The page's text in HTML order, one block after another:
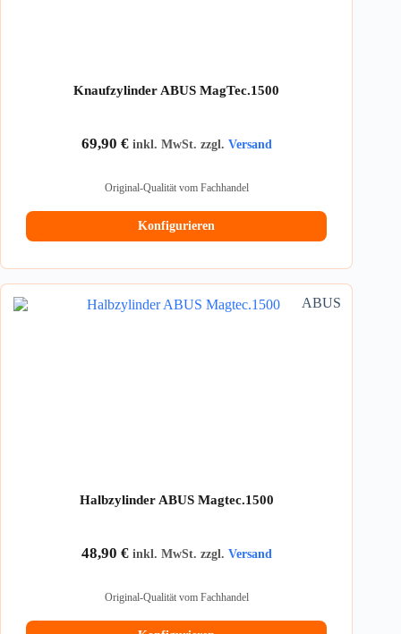
Knaufzylinder ABUS MagTec.1500
69,90 € inkl. MwSt. zzgl. Versand
Original-Qualität vom Fachhandel
Konfigurieren
ABUS
Halbzylinder ABUS Magtec.1500
48,90 € inkl. MwSt. zzgl. Versand
Original-Qualität vom Fachhandel